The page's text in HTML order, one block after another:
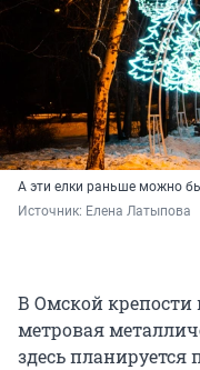
А эти елки раньше можно
Источник: Елена Латыпова
В Омской крепости
метровая
здесь планируется